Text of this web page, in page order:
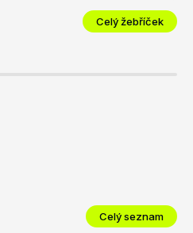
Celý žebříček
Celý seznam